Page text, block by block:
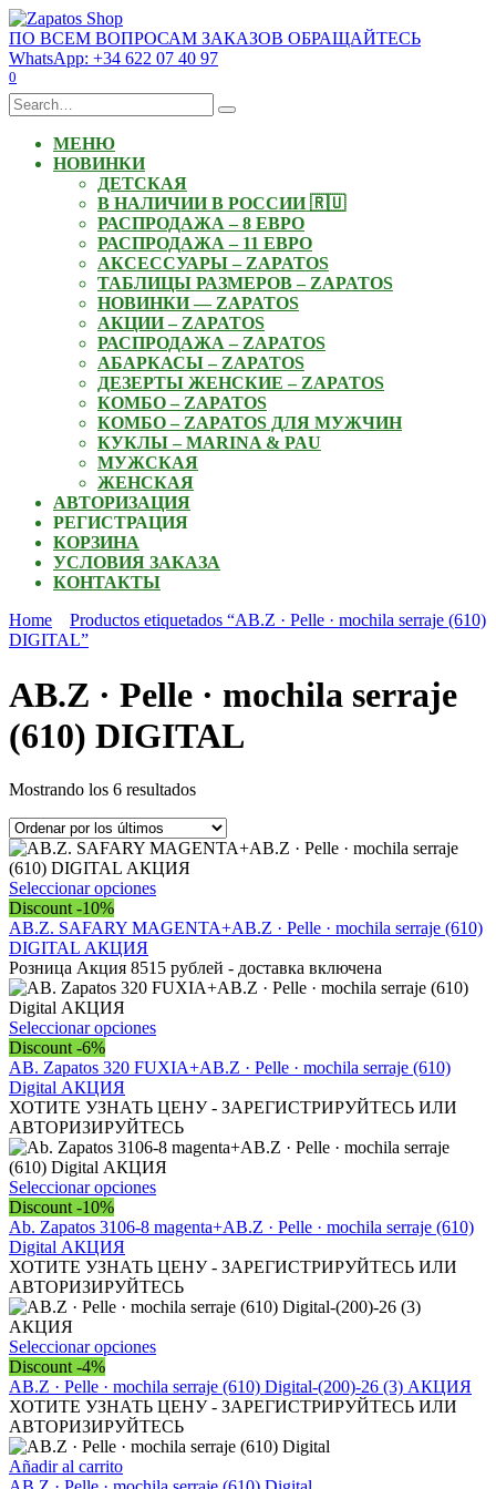
Skip
to
content
ПО ВСЕМ ВОПРОСАМ ЗАКАЗОВ ОБРАЩАЙТЕСЬ
WhatsApp: +34 622 07 40 97
0
Search
for:
МЕНЮ
НОВИНКИ
ДЕТСКАЯ
В НАЛИЧИИ В РОССИИ 🇷🇺
РАСПРОДАЖА – 8 ЕВРО
РАСПРОДАЖА – 11 ЕВРО
АКСЕССУАРЫ – ZAPATOS
ТАБЛИЦЫ РАЗМЕРОВ – ZAPATOS
НОВИНКИ — ZAPATOS
АКЦИИ – ZAPATOS
РАСПРОДАЖА – ZAPATOS
АБАРКАСЫ – ZAPATOS
ДЕЗЕРТЫ ЖЕНСКИЕ – ZAPATOS
КОМБО – ZAPATOS
КОМБО – ZAPATOS ДЛЯ МУЖЧИН
КУКЛЫ – MARINA & PAU
МУЖСКАЯ
ЖЕНСКАЯ
АВТОРИЗАЦИЯ
РЕГИСТРАЦИЯ
КОРЗИНА
УСЛОВИЯ ЗАКАЗА
КОНТАКТЫ
Home
Productos etiquetados “AB.Z · Pelle · mochila serraje (610)
DIGITAL”
AB.Z · Pelle · mochila serraje
(610) DIGITAL
Mostrando los 6 resultadosOrdenado
los
últimos
Seleccionar opcionesEste
tiene
variantes.
Las
se
elegir
la
página
de
producto
Discount -10%
AB.Z. SAFARY MAGENTA+AB.Z · Pelle · mochila serraje (610)
DIGITAL АКЦИЯ
Розница Акция 8515 рублей - доставка включена
Seleccionar opcionesEste
tiene
variantes.
Las
opciones
se
pueden
en
página
de
producto
Discount -6%
AB. Zapatos 320 FUXIA+AB.Z · Pelle · mochila serraje (610)
Digital АКЦИЯ
ХОТИТЕ УЗНАТЬ ЦЕНУ - ЗАРЕГИСТРИРУЙТЕСЬ ИЛИ
АВТОРИЗИРУЙТЕСЬ
Seleccionar opcionesEste
tiene
variantes.
Las
opciones
pueden
en
la
página
de
Discount -10%
Ab. Zapatos 3106-8 magenta+AB.Z · Pelle · mochila serraje (610)
Digital АКЦИЯ
ХОТИТЕ УЗНАТЬ ЦЕНУ - ЗАРЕГИСТРИРУЙТЕСЬ ИЛИ
АВТОРИЗИРУЙТЕСЬ
Seleccionar opcionesEste
tiene
múltiples
variantes.
Las
Discount -4%
AB.Z · Pelle · mochila serraje (610) Digital-(200)-26 (3) АКЦИЯ
ХОТИТЕ УЗНАТЬ ЦЕНУ - ЗАРЕГИСТРИРУЙТЕСЬ ИЛИ
АВТОРИЗИРУЙТЕСЬ
Añadir al carrito